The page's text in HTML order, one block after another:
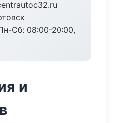
Сб: 08:00-20:00,
и